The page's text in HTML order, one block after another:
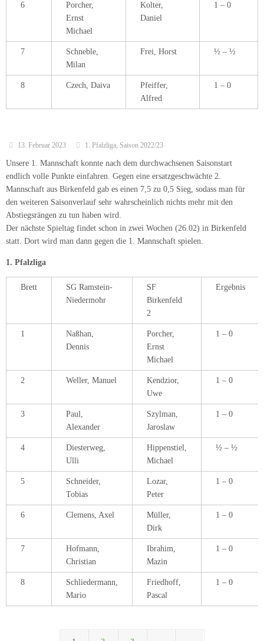
6
Porcher,
Ernst
Michael
Kolter,
Daniel
1 – 0
7
Schneble,
Milan
Frei, Horst ½ – ½
8 Czech, Daiva
Pfeiffer,
Alfred
1 – 0
13. Februar 2023 1. Pfalzliga, Saison 2022/23
Unsere 1. Mannschaft konnte nach dem durchwachsenen Saisonstart
endlich volle Punkte einfahren. Gegen eine ersatzgeschwächte 2.
Mannschaft aus Birkenfeld gab es einen 7,5 zu 0,5 Sieg, sodass man für
den weiteren Saisonverlauf sehr wahrscheinlich nichts mehr mit den
Abstiegsrängen zu tun haben wird.
Der nächste Spieltag findet schon in zwei Wochen (26.02) in Birkenfeld
statt. Dort wird man dann gegen die 1. Mannschaft spielen.
1. Pfalzliga
Brett
SG Ramstein-
Niedermohr
SF
Birkenfeld
2
Ergebnis
1
Naßhan,
Dennis
Porcher,
Ernst
Michael
1 – 0
2 Weller, Manuel
Kendzior,
Uwe
1 – 0
3
Paul,
Alexander
Szylman,
Jaroslaw
1 – 0
4
Diesterweg,
Ulli
Hippenstiel,
Michael
½ – ½
5
Schneider,
Tobias
Lozar,
Peter
1 – 0
6 Clemens, Axel
Müller,
Dirk
1 – 0
7
Hofmann,
Christian
Ibrahim,
Mazin
1 – 0
8
Schliedermann,
Mario
Friedhoff,
Pascal
1 – 0